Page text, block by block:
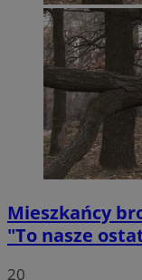
Mieszkańcy
"To nasze
20